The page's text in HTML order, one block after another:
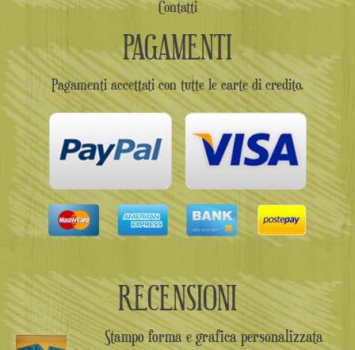
Contatti
PAGAMENTI
Pagamenti accettati con tutte le carte di credito.
RECENSIONI
Stampo forma e grafica personalizzata